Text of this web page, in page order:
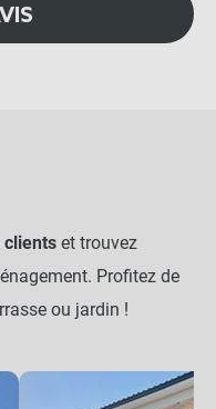
clients et trouvez
Profitez de
ou jardin !